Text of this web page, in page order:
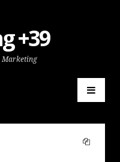
+39
Marketing